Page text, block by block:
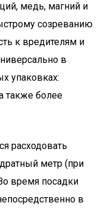
медь, магний и
созреванию
к вредителям и
в
упаковках:
также более
расходовать
метр (при
время посадки
в